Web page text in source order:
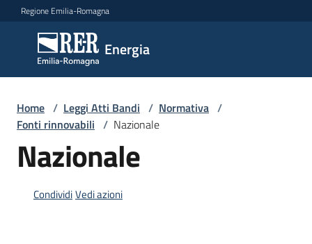
Vai al contenuto
Vai alla navigazione
Vai al footer
Regione Emilia-Romagna
Energia
Energia
Argomenti
Novità
Home / Leggi Atti Bandi / Normativa /
Fonti rinnovabili / Nazionale
Nazionale
CondividiVedi azioni